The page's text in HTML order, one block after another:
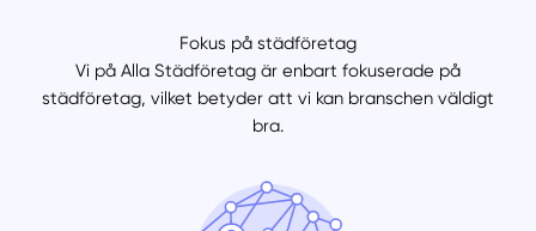
Fokus på städföretag
Vi på Alla Städföretag är enbart fokuserade på
städföretag, vilket betyder att vi kan branschen väldigt
bra.